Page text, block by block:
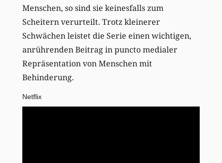
Menschen, so sind sie keinesfalls zum
Scheitern verurteilt. Trotz kleinerer
Schwächen leistet die Serie einen wichtigen,
anrührenden Beitrag in puncto medialer
Repräsentation von Menschen mit
Behinderung.
Netflix